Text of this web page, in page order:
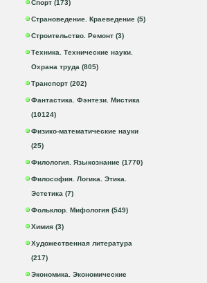
Спорт (173)
Страноведение. Краеведение (5)
Строительство. Ремонт (3)
Техника. Технические науки.
Охрана труда (805)
Транспорт (202)
Фантастика. Фэнтези. Мистика
(10124)
Физико-математические науки
(25)
Филология. Языкознание (1770)
Философия. Логика. Этика.
Эстетика (7)
Фольклор. Мифология (549)
Химия (3)
Художественная литература
(217)
Экономика. Экономические